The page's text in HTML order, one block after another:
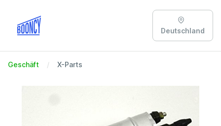
Deutschland
Geschäft X-Parts